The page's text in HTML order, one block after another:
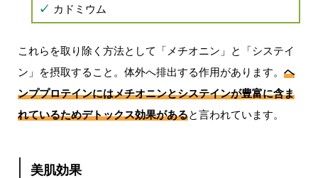
カドミウム
これらを取り除く方法として「メチオニン」と「システイ
ン」を摂取すること。体外へ排出する作用があります。 ヘ
ンププロテインにはメチオニンとシステインが豊富に含ま
れているためデトックス効果があると言われています。
美肌効果